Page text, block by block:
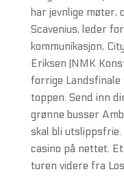
har jevnlige møter,
Scavenius, leder
kommunikasjon,
Eriksen (NMK
forrige
toppen. Send inn
grønne busser
skal bli
casino på nettet.
turen videre fra